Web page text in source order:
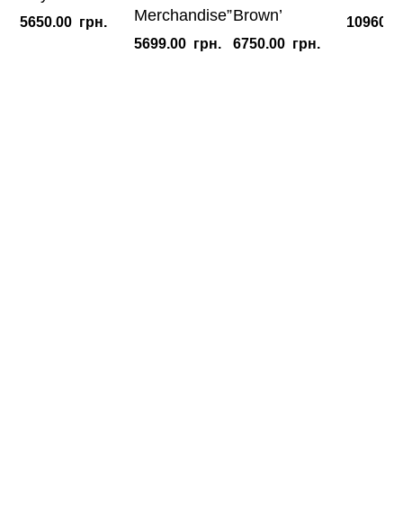
5650.00 грн.
Merchandise”
5699.00 грн.
Brown’
6750.00 грн.